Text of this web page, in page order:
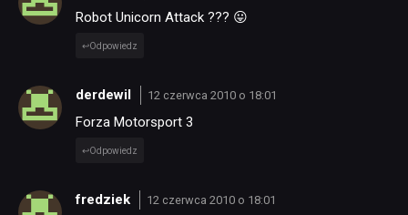
Robot Unicorn Attack ??? 😛
Odpowiedz
derdewil 12 czerwca 2010 o 18:01
Forza Motorsport 3
Odpowiedz
fredziek 12 czerwca 2010 o 18:01